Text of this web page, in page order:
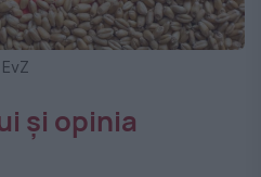
și opinia